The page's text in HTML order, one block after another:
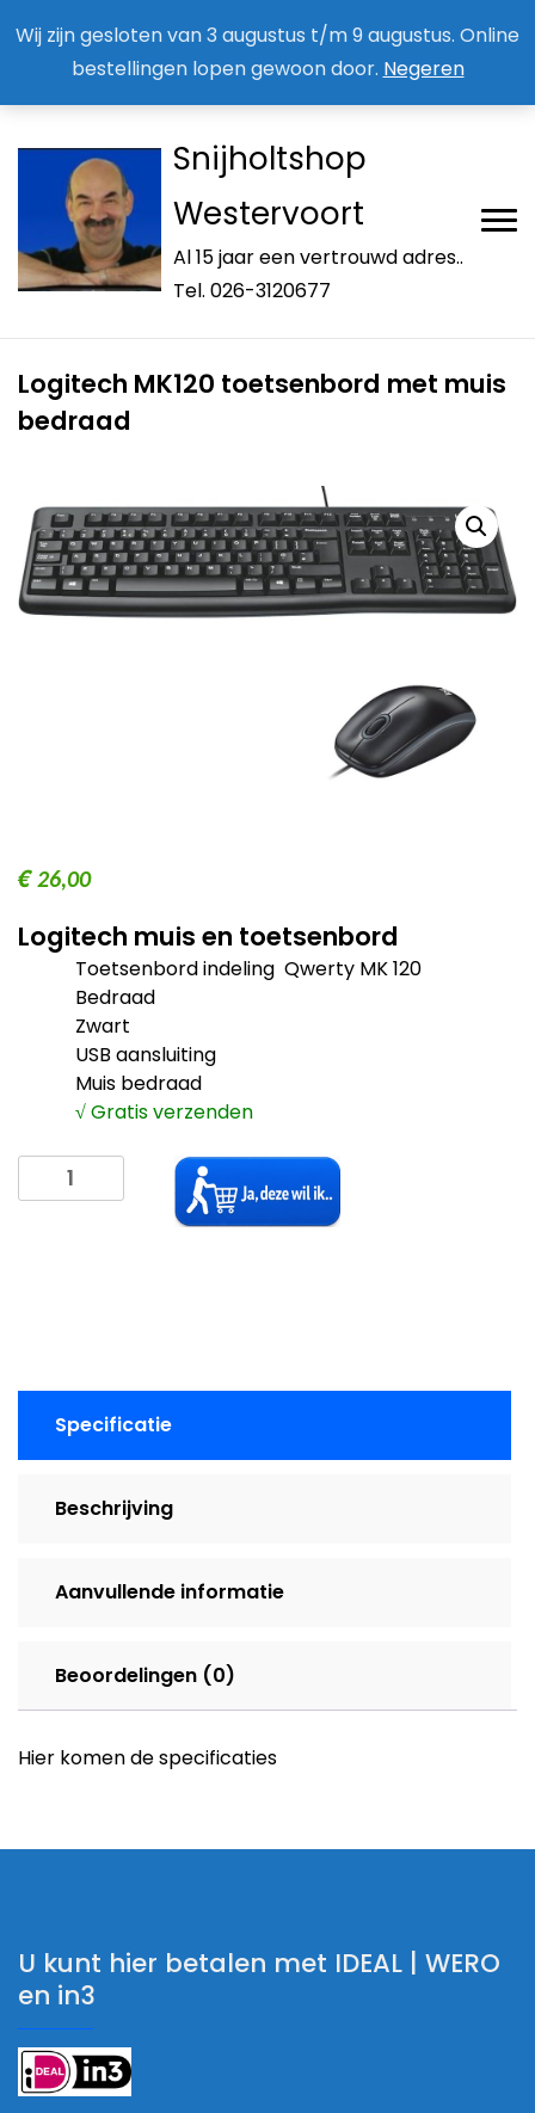
Wij zijn gesloten van 3 augustus t/m 9 augustus. Online
bestellingen lopen gewoon door. Negeren
Snijholtshop
Westervoort
Al 15 jaar een vertrouwd adres..
Tel. 026-3120677
Logitech MK120 toetsenbord met muis
bedraad
€26,00
Logitech muis en toetsenbord
Toetsenbord indeling Qwerty MK 120
Bedraad
Zwart
USB aansluiting
Muis bedraad
√Gratis verzenden
Logitech
MK120
Specificatie
Beschrijving
Aanvullende informatie
Beoordelingen (0)
Hier komen de specificaties
U kunt hier betalen met IDEAL | WERO
en in3